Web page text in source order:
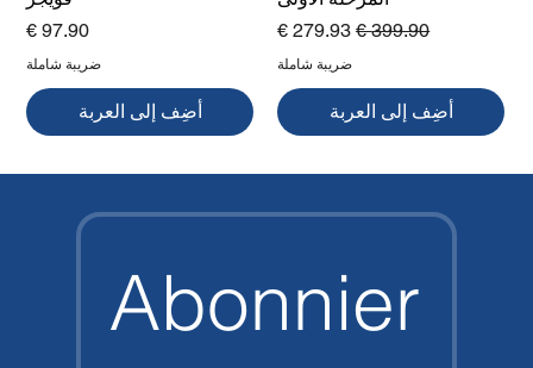
سعر عادي‏399.90 € سعر البيع
ضريبة شاملة
أضِف إلى العربة
السعر
ضريبة شاملة
أضِف إلى العربة
Abonnier